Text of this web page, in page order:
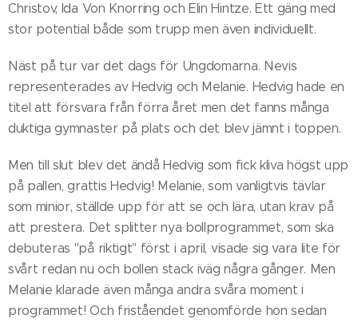
Christov, Ida Von Knorring och Elin Hintze. Ett gäng med
stor potential både som trupp men även individuellt.
Näst på tur var det dags för Ungdomarna. Nevis
representerades av Hedvig och Melanie. Hedvig hade en
titel att försvara från förra året men det fanns många
duktiga gymnaster på plats och det blev jämnt i toppen.
Men till slut blev det ändå Hedvig som fick kliva högst upp
på pallen, grattis Hedvig! Melanie, som vanligtvis tävlar
som minior, ställde upp för att se och lära, utan krav på
att prestera. Det splitter nya bollprogrammet, som ska
debuteras "på riktigt" först i april, visade sig vara lite för
svårt redan nu och bollen stack iväg några gånger. Men
Melanie klarade även många andra svåra moment i
programmet! Och friståendet genomförde hon sedan